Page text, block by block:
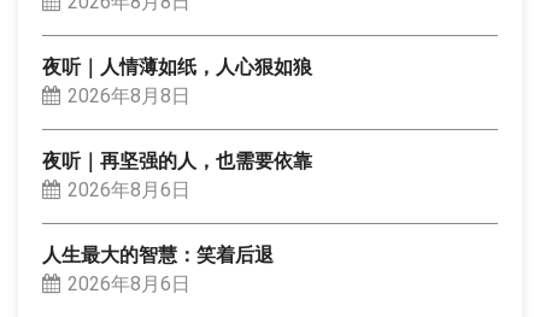
夜听｜人情薄如纸，人心狠如狼
2026年8月8日
夜听｜再坚强的人，也需要依靠
2026年8月6日
人生最大的智慧：笑着后退
2026年8月6日